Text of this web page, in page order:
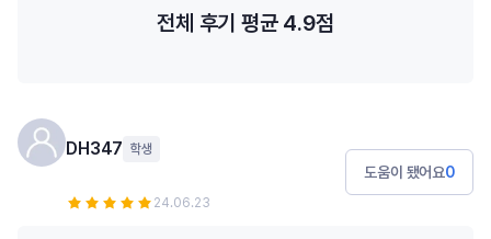
전체 후기 평균 4.9점
DH347 학생
24.06.23
도움이 됐어요0